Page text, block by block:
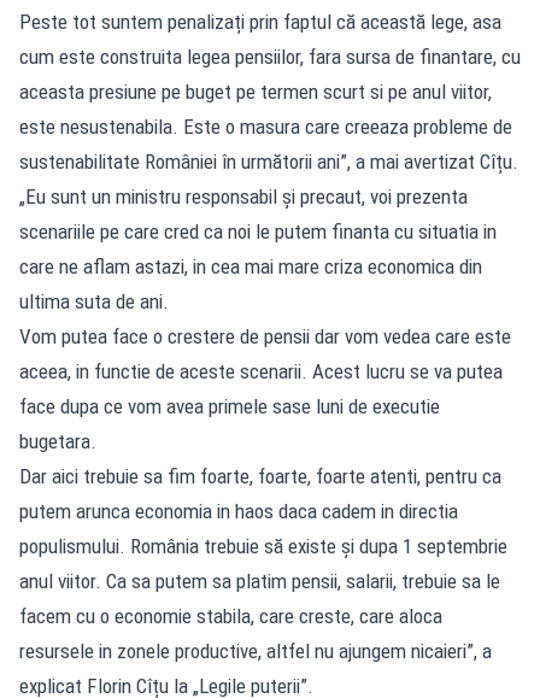
Peste tot suntem penalizați prin faptul că această lege, asa
cum este construita legea pensiilor, fara sursa de finantare, cu
aceasta presiune pe buget pe termen scurt si pe anul viitor,
este nesustenabila. Este o masura care creeaza probleme de
sustenabilitate României în următorii ani”, a mai avertizat Cîțu.
„Eu sunt un ministru responsabil și precaut, voi prezenta
scenariile pe care cred ca noi le putem finanta cu situatia in
care ne aflam astazi, in cea mai mare criza economica din
ultima suta de ani.
Vom putea face o crestere de pensii dar vom vedea care este
aceea, in functie de aceste scenarii. Acest lucru se va putea
face dupa ce vom avea primele sase luni de executie
bugetara.
Dar aici trebuie sa fim foarte, foarte, foarte atenti, pentru ca
putem arunca economia in haos daca cadem in directia
populismului. România trebuie să existe și dupa 1 septembrie
anul viitor. Ca sa putem sa platim pensii, salarii, trebuie sa le
facem cu o economie stabila, care creste, care aloca
resursele in zonele productive, altfel nu ajungem nicaieri”, a
explicat Florin Cîțu la „Legile puterii”.